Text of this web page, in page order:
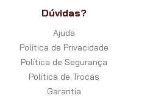
Dúvidas?
Ajuda
Política de Privacidade
Política de Segurança
Política de Trocas
Garantia